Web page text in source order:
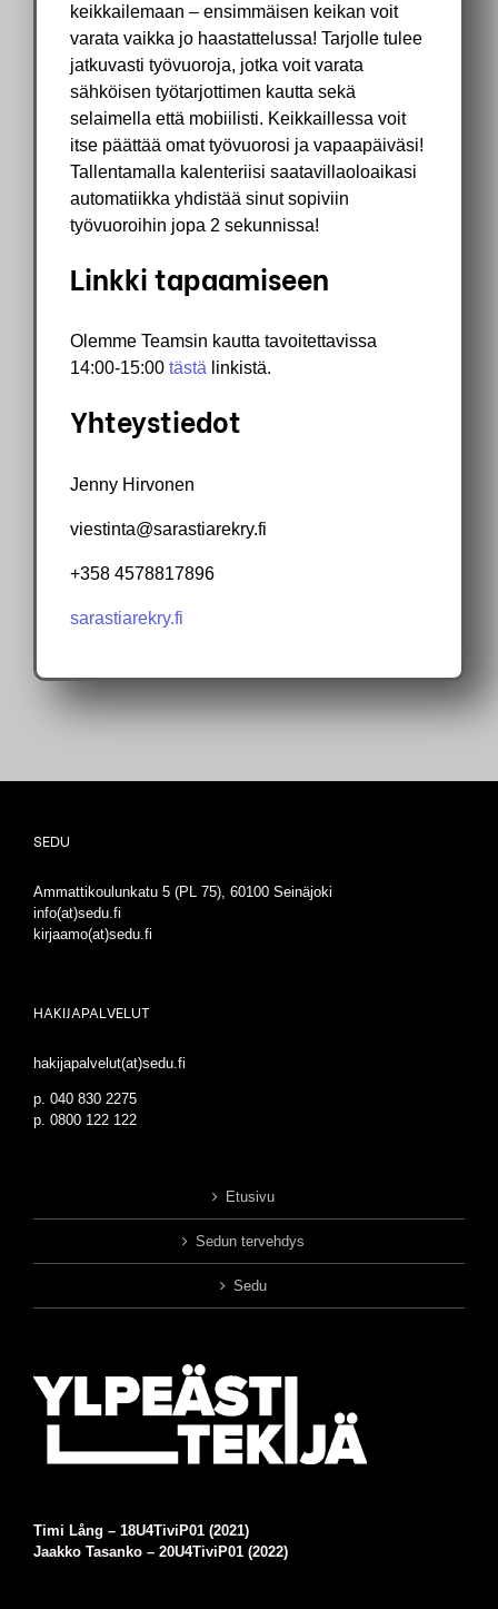
keikkailemaan – ensimmäisen keikan voit
varata vaikka jo haastattelussa! Tarjolle tulee
jatkuvasti työvuoroja, jotka voit varata
sähköisen työtarjottimen kautta sekä
selaimella että mobiilisti. Keikkaillessa voit
itse päättää omat työvuorosi ja vapaapäiväsi!
Tallentamalla kalenteriisi saatavillaoloaikasi
automatiikka yhdistää sinut sopiviin
työvuoroihin jopa 2 sekunnissa!
Linkki tapaamiseen
Olemme Teamsin kautta tavoitettavissa
14:00-15:00 tästä linkistä.
Yhteystiedot
Jenny Hirvonen
viestinta@sarastiarekry.fi
+358 4578817896
sarastiarekry.fi
SEDU
Ammattikoulunkatu 5 (PL 75), 60100 Seinäjoki
info(at)sedu.fi
kirjaamo(at)sedu.fi
HAKIJAPALVELUT
hakijapalvelut(at)sedu.fi
p. 040 830 2275
p. 0800 122 122
Etusivu
Sedun tervehdys
Sedu
Timi Lång – 18U4TiviP01 (2021)
Jaakko Tasanko – 20U4TiviP01 (2022)